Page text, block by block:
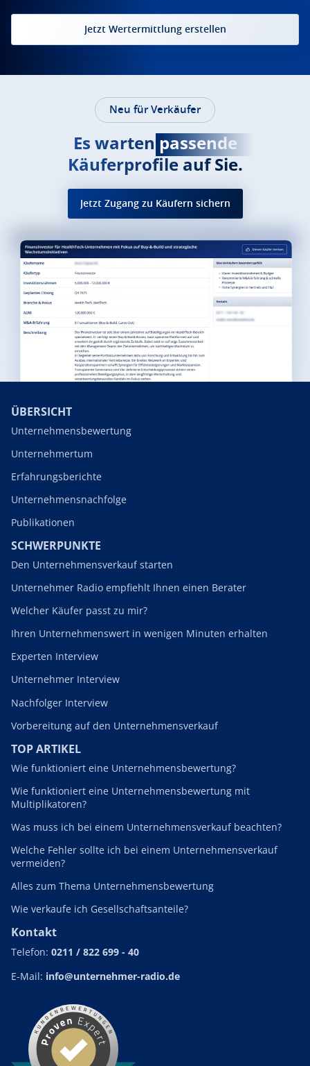
Jetzt Wertermittlung erstellen
Neu für Verkäufer
Es warten passende
Käuferprofile auf Sie.
Jetzt Zugang zu Käufern sichern
ÜBERSICHT
Unternehmensbewertung
Unternehmertum
Erfahrungsberichte
Unternehmensnachfolge
Publikationen
SCHWERPUNKTE
Den Unternehmensverkauf starten
Unternehmer Radio empfiehlt Ihnen einen Berater
Welcher Käufer passt zu mir?
Ihren Unternehmenswert in wenigen Minuten erhalten
Experten Interview
Unternehmer Interview
Nachfolger Interview
Vorbereitung auf den Unternehmensverkauf
TOP ARTIKEL
Wie funktioniert eine Unternehmensbewertung?
Wie funktioniert eine Unternehmensbewertung mit
Multiplikatoren?
Was muss ich bei einem Unternehmensverkauf beachten?
Welche Fehler sollte ich bei einem Unternehmensverkauf
vermeiden?
Alles zum Thema Unternehmensbewertung
Wie verkaufe ich Gesellschaftsanteile?
Kontakt
Telefon: 0211 / 822 699 - 40
E-Mail: info@unternehmer-radio.de